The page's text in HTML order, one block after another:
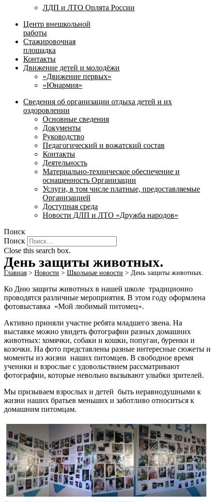
ЛДП и ЛТО Орлята России
Центр внешкольной
работы
Стажировочная
площадка
Контакты
Движение детей и молодёжи
«Движение первых»
«Юнармия»
Сведения об организации отдыха детей и их
оздоровлении
Основные сведения
Документы
Руководство
Педагогический и вожатский состав
Контакты
Деятельность
Материально-техническое обеспечение и
оснащенность Организации
Услуги, в том числе платные, предоставляемые
Организацией
Доступная среда
Новости ДЛП и ЛТО «Дружба народов»
Поиск
Поиск
Close this search box.
День защиты животных.
Главная > Новости > Школьные новости > День защиты животных.
Ко Дню защиты животных в нашей школе традиционно
проводятся различные мероприятия. В этом году оформлена
фотовыставка «Мой любимый питомец».
Активно приняли участие ребята младшего звена. На
выставке можно увидеть фотографии разных домашних
животных: хомячки, собаки и кошки, попугаи, буренки и
козочки. На фото представлены разные интересные сюжеты и
моменты из жизни наших питомцев. В свободное время
ученики и взрослые с удовольствием рассматривают
фотографии, которые невольно вызывают улыбки зрителей.
Мы призываем взрослых и детей быть неравнодушными к
жизни наших братьев меньших и заботливо относиться к
домашним питомцам.